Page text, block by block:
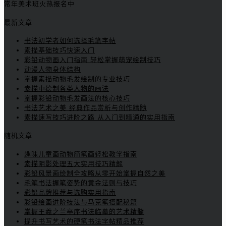
常年美术班火热报名中
最新文章
书法初学者如何选择毛笔字帖
素描基础技巧快速入门
彩铅动物画入门指南 轻松掌握萌宠绘制技巧
动漫人物身体结构
掌握素描动物毛发绘制的专业技巧
素描中绘制各类人物的画法
掌握彩铅动物毛发画法的核心技巧
书法艺术之美 经典作品赏析与创作精髓
素描速写技巧进阶之路 从入门到精通的实用指南
随机文章
趣味儿童画动物简笔画轻松教学指南
素描阴影处理五大实用技巧精解
彩铅风景画绘制全攻略从零开始掌握自然之美
毛笔书法握笔姿势的黄金法则与技巧
彩铅品牌推荐与选购实用指南
彩铅绘画进阶技法与马克笔搭配秘籍
掌握王羲之兰亭序书法临摹的艺术精髓
提升书写艺术的硬笔书法字帖精品推荐